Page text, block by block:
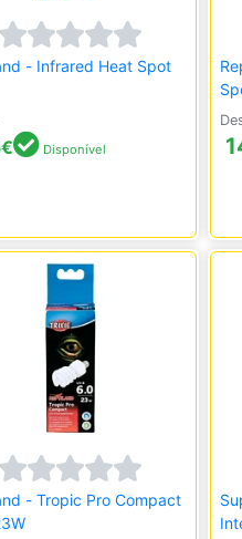
- Infrared Heat Spot
€ Disponível
- Tropic Pro Compact